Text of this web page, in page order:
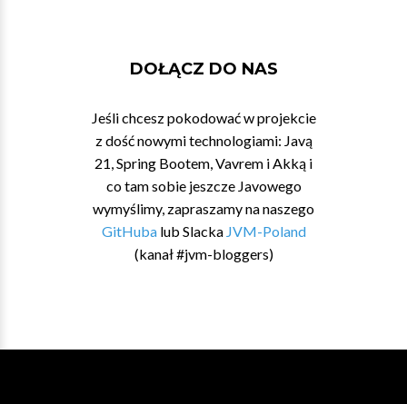
DOŁĄCZ DO NAS
Jeśli chcesz pokodować w projekcie
z dość nowymi technologiami: Javą
21, Spring Bootem, Vavrem i Akką i
co tam sobie jeszcze Javowego
wymyślimy, zapraszamy na naszego
GitHubalub Slacka JVM-Poland
(kanał #jvm-bloggers)